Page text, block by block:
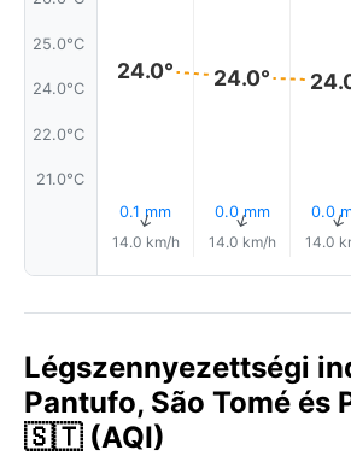
25.0°C
24.0°C
22.0°C
21.0°C
24.0°
0.1 mm
↑
14.0 km/h
24.0°
0.0 mm
↑
14.0 km/h
0.0↑
14.0
Légszennyezettségi
Pantufo, São Tomé és
🇸🇹 (AQI)